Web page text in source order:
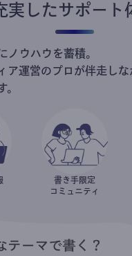
実したサポート
ノウハウを蓄積。
ア運営のプロが伴走しな
。
書き手限定
コミュニティ